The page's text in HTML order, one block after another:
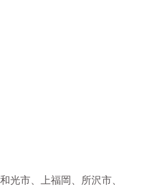
光市、上福岡、所沢市、